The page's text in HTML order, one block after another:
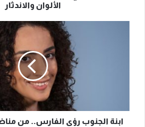
الألوان والاندثار
إلى
مرشحة
ابنة الجنوب رؤى الفارس.. من